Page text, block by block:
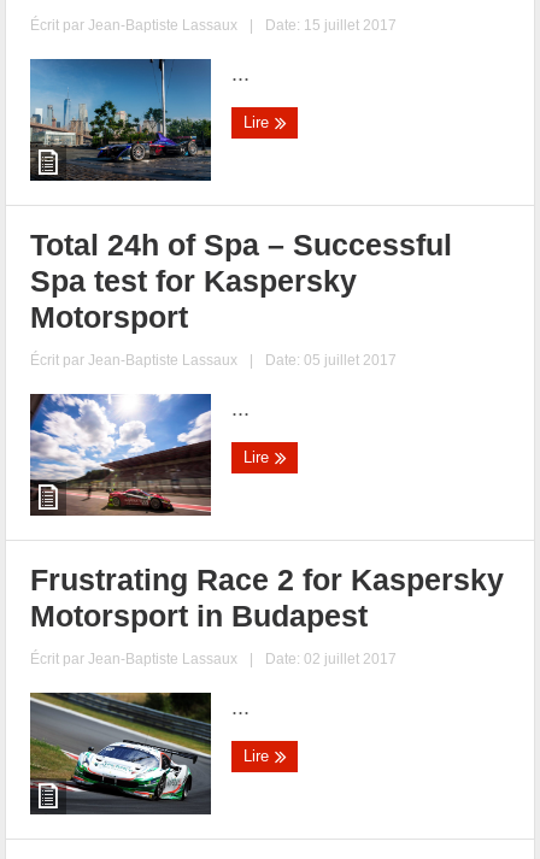
Écrit parJean-Baptiste Lassaux | Date: 15 juillet 2017
...
Lire
Total 24h of Spa – Successful
Spa test for Kaspersky
Motorsport
Écrit parJean-Baptiste Lassaux | Date: 05 juillet 2017
...
Lire
Frustrating Race 2 for Kaspersky
Motorsport in Budapest
Écrit parJean-Baptiste Lassaux | Date: 02 juillet 2017
...
Lire